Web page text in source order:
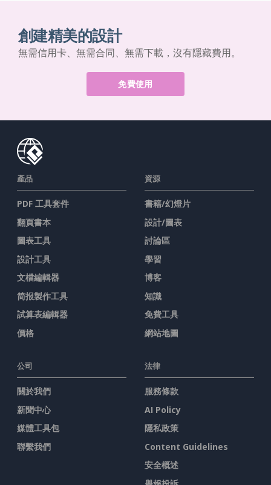
創建精美的設計
無需信用卡、無需合同、無需下載，沒有隱藏費用。
免費使用
產品
PDF 工具套件
翻頁書本
圖表工具
設計工具
文檔編輯器
简报製作工具
試算表編輯器
價格
資源
書籍/幻燈片
設計/圖表
討論區
學習
博客
知識
免費工具
網站地圖
公司
關於我們
新聞中心
媒體工具包
聯繫我們
法律
服務條款
AI Policy
隱私政策
Content Guidelines
安全概述